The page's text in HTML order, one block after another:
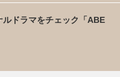
ドラマをチェック「ABE